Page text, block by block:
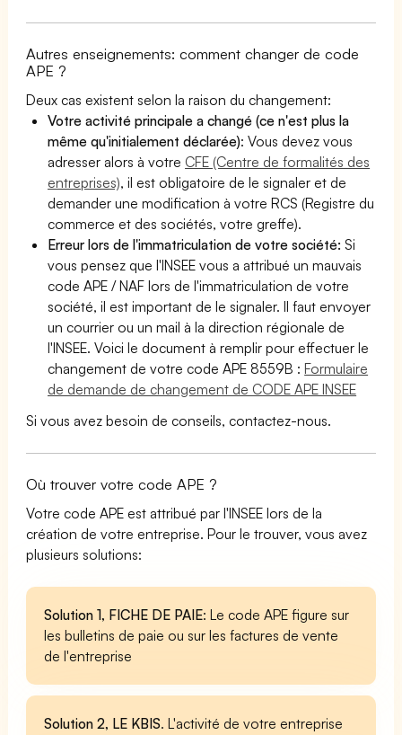
Autres enseignements: comment changer de code
APE ?
Deux cas existent selon la raison du changement:
Votre activité principale a changé (ce n'est plus la
même qu'initialement déclarée): Vous devez vous
adresser alors à votre CFE (Centre de formalités des
entreprises), il est obligatoire de le signaler et de
demander une modification à votre RCS (Registre du
commerce et des sociétés, votre greffe).
Erreur lors de l'immatriculation de votre société:Si
vous pensez que l'INSEE vous a attribué un mauvais
code APE / NAF lors de l'immatriculation de votre
société, il est important de le signaler. Il faut envoyer
un courrier ou un mail à la direction régionale de
l'INSEE. Voici le document à remplir pour effectuer le
changement de votre code APE 8559B :Formulaire
de demande de changement de CODE APE INSEE
Si vous avez besoin de conseils, contactez-nous.
Où trouver votre code APE ?
Votre code APE est attribué par l'INSEE lors de la
création de votre entreprise. Pour le trouver, vous avez
plusieurs solutions:
Solution 1, FICHE DE PAIE: Le code APE figure sur
les bulletins de paie ou sur les factures de vente
de l'entreprise
Solution 2, LE KBIS. L'activité de votre entreprise